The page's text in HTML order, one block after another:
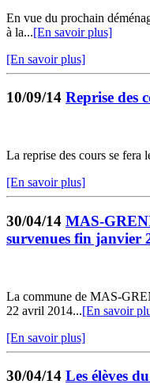
En vue du prochain
à la...[En savoir plus]
[En savoir plus]
10/09/14 Reprise des
La reprise des cours se
[En savoir plus]
30/04/14 MAS-
survenues fin janvier
La commune de MAS-
22 avril 2014...[En savoir
[En savoir plus]
30/04/14 Les élèves